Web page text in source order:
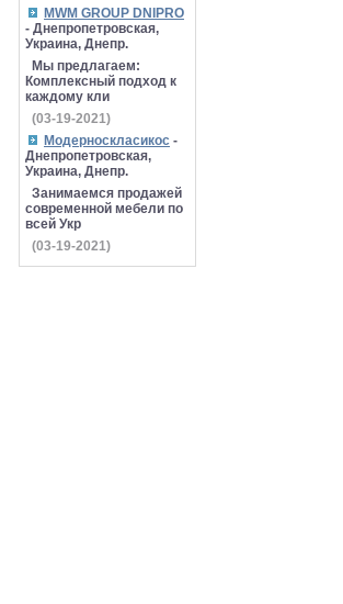
MWM GROUP DNIPRO
- Днепропетровская,
Украина, Днепр.
Мы предлагаем:
Комплексный подход к
каждому кли
(03-19-2021)
Модерноскласикос -
Днепропетровская,
Украина, Днепр.
Занимаемся продажей
современной мебели по
всей Укр
(03-19-2021)